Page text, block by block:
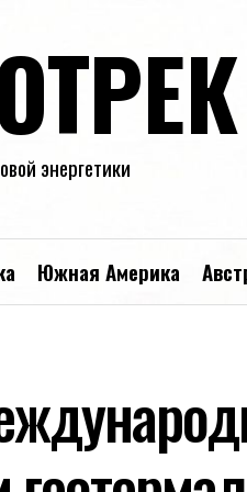
энергетики
Южная Америка